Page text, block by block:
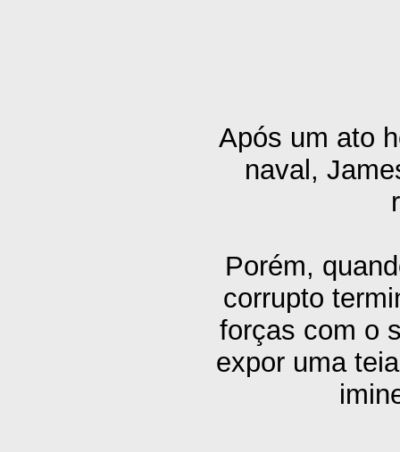
Após um ato
naval,
Porém,
corrupto
forças com o
expor uma